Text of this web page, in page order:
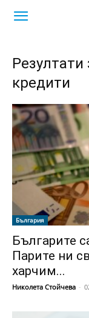
кредити
България
Българите
Парите ни
харчим...
Николета Стойчева -